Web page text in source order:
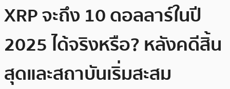
XRP จะถึง 10 ดอลลาร์ในปี
2025 ได้จริงหรือ? หลังคดีสิ้น
สุดและสถาบันเริ่มสะสม